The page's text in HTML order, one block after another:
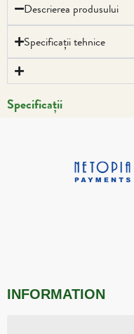
Descrierea produsului
Specificații tehnice
Specificații
INFORMATION